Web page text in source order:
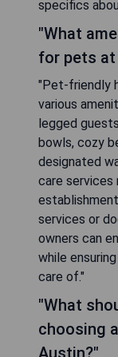
specifics
"What
for pets
"Pet-friendly
various
legged
bowls, cozy
designated
care services
services or
owners can
while
care of."
"What
choosing
Austin?"